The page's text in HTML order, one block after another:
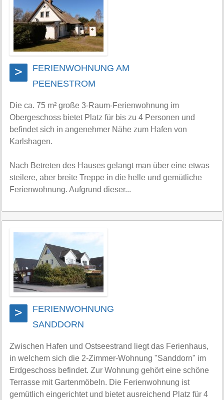
>
FERIENWOHNUNG AM
PEENESTROM
Die ca. 75 m² große 3-Raum-Ferienwohnung im
Obergeschoss bietet Platz für bis zu 4 Personen und
befindet sich in angenehmer Nähe zum Hafen von
Karlshagen.
Nach Betreten des Hauses gelangt man über eine etwas
steilere, aber breite Treppe in die helle und gemütliche
Ferienwohnung. Aufgrund dieser...
>
FERIENWOHNUNG
SANDDORN
Zwischen Hafen und Ostseestrand liegt das Ferienhaus,
in welchem sich die 2-Zimmer-Wohnung "Sanddorn" im
Erdgeschoss befindet. Zur Wohnung gehört eine schöne
Terrasse mit Gartenmöbeln. Die Ferienwohnung ist
gemütlich eingerichtet und bietet ausreichend Platz für 4